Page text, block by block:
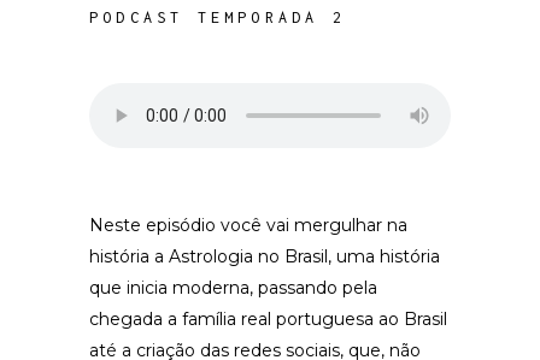
PODCAST TEMPORADA 2
Neste episódio você vai mergulhar na
história a Astrologia no Brasil, uma história
que inicia moderna, passando pela
chegada a família real portuguesa ao Brasil
até a criação das redes sociais, que, não